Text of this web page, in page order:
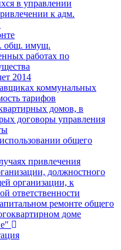
в управлении
к адм.
общ. имущ.
работах по
2014
коммунальных
тарифов
домов, в
договоры управления
общего
привлечения
должностного
организации, к
ответственности
ремонте общего
доме